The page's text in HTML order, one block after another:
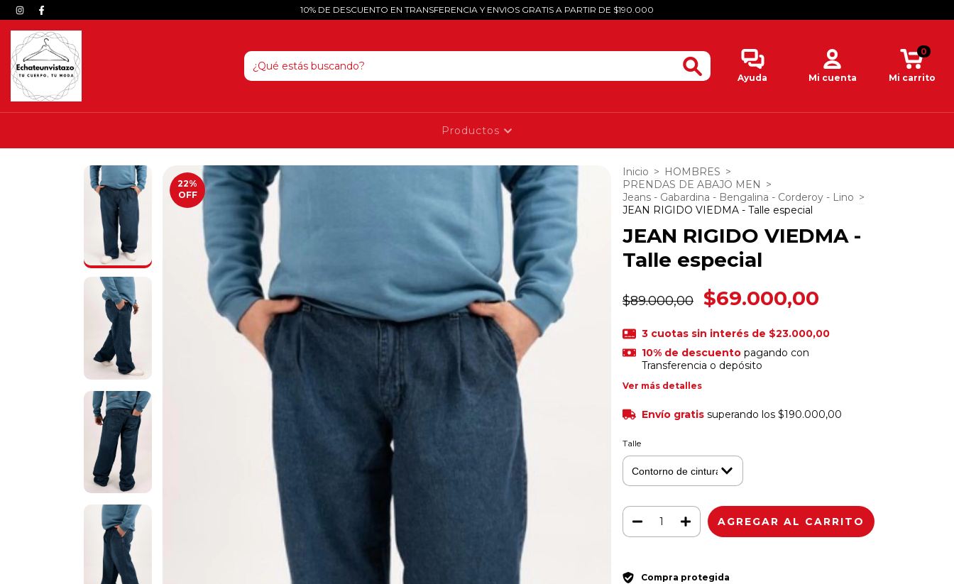
10% DE DESCUENTO EN TRANSFERENCIA Y ENVIOS GRATIS A PARTIR DE $190.000
Ayuda Mi cuenta Mi carrito
0
Productos
22%
OFF
Inicio > HOMBRES >
PRENDAS DE ABAJO MEN >
Jeans - Gabardina - Bengalina - Corderoy - Lino >
JEAN RIGIDO VIEDMA - Talle especial
JEAN RIGIDO VIEDMA -
Talle especial
$89.000,00 $69.000,00
3 cuotas sin interés de $23.000,00
10% de descuentopagando con
Transferencia o depósito
Ver más detalles
Envío gratis superando los $190.000,00
Talle
Compra protegida